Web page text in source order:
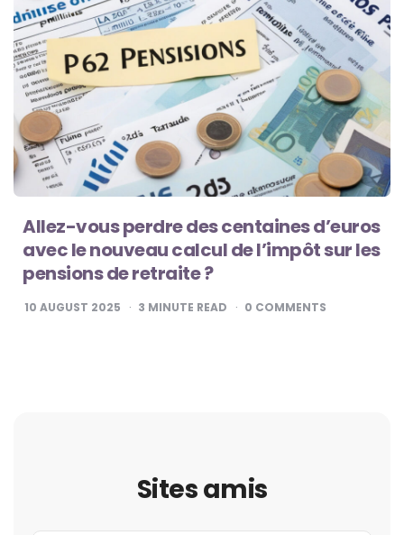
Allez-vous perdre des centaines d’euros
avec le nouveau calcul de l’impôt sur les
pensions de retraite ?
10 AUGUST 2025 3 MINUTE READ 0 COMMENTS
Sites amis